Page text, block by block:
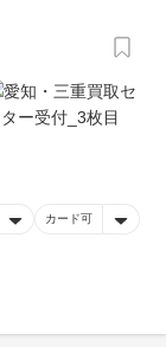
カード可